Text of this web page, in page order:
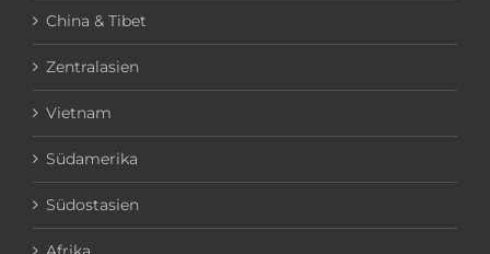
China & Tibet
Zentralasien
Vietnam
Südamerika
Südostasien